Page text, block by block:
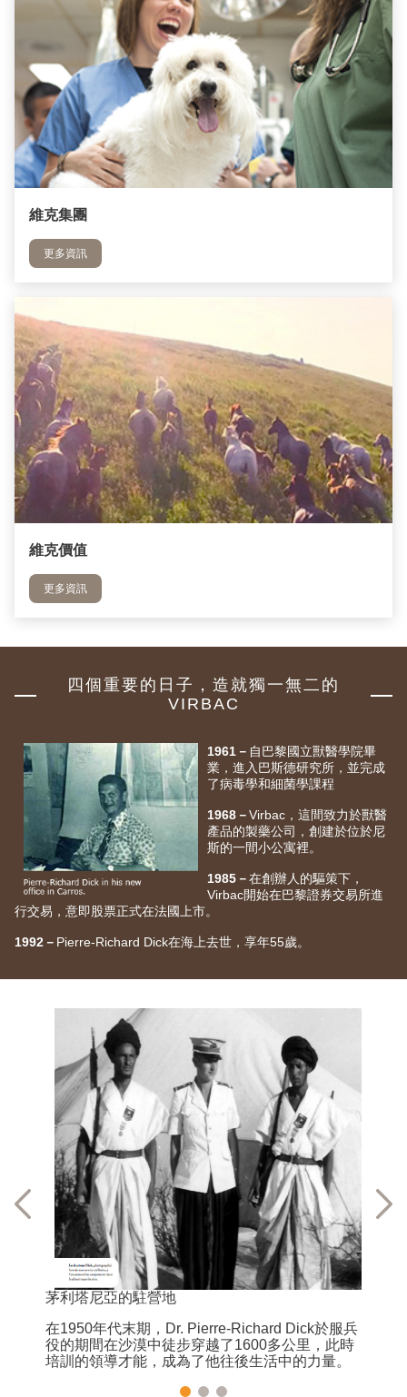
維克集團
更多資訊
維克價值
更多資訊
四個重要的日子，造就獨一無二的
VIRBAC
1961－ 自巴黎國立獸醫學院畢
業，進入巴斯德研究所，並完成
了病毒學和細菌學課程
1968－Virbac，這間致力於獸醫
產品的製藥公司，創建於位於尼
斯的一間小公寓裡。
1985－在創辦人的驅策下，
Virbac開始在巴黎證券交易所進
行交易，意即股票正式在法國上市。
1992－ Pierre-Richard Dick在海上去世，享年55歲。
茅利塔尼亞的駐營地
在1950年代末期， Dr. Pierre-Richard Dick於服兵
役的期間在沙漠中徒步穿越了1600多公里，此時
培訓的領導才能，成為了他往後生活中的力量。